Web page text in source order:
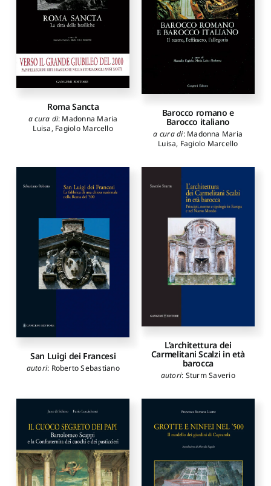
Roma Sancta
a cura di: Madonna Maria
Luisa, Fagiolo Marcello
Barocco romano e
Barocco italiano
a cura di: Madonna Maria
Luisa, Fagiolo Marcello
San Luigi dei Francesi
autori: Roberto Sebastiano
L’architettura dei
Carmelitani Scalzi in età
barocca
autori: Sturm Saverio